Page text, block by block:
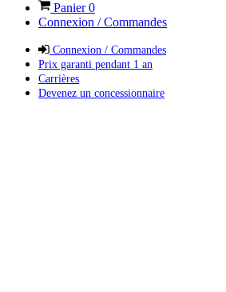
Panier0
Connexion / Commandes
Connexion / Commandes
Prix garanti pendant 1 an
Carrières
Devenez un concessionnaire